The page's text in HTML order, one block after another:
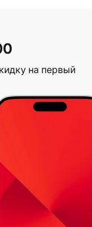
на первый